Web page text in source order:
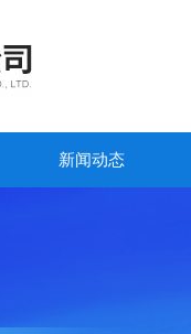
新闻动态